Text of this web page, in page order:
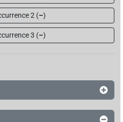
2 (–)
3 (–)